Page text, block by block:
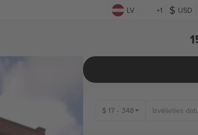
LV +1 USD
$ 17 - 348